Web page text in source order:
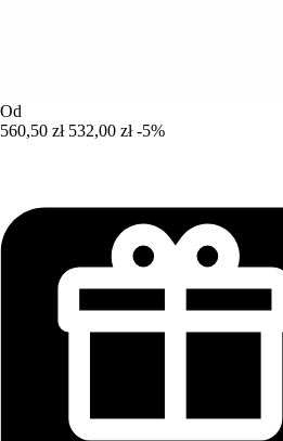
Od
560,50 zł 532,00 zł -5%